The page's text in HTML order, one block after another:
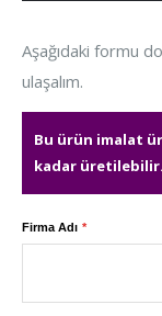
Aşağıdaki formu
ulaşalım.
Bu ürün imalat
kadar
Firma Adı